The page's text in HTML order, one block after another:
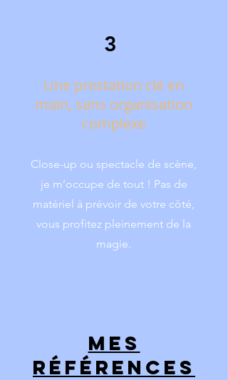
3
Une prestation clé en
main, sans organisation
complexe
Close-up ou spectacle de scène,
je m’occupe de tout ! Pas de
matériel à prévoir de votre côté,
vous profitez pleinement de la
magie.
Mes
références